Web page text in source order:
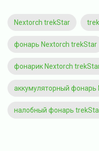
Nextorch trekStar
фонарь Nextorch trekStar
фонарик Nextorch
аккумуляторный фонарь
налобный фонарь